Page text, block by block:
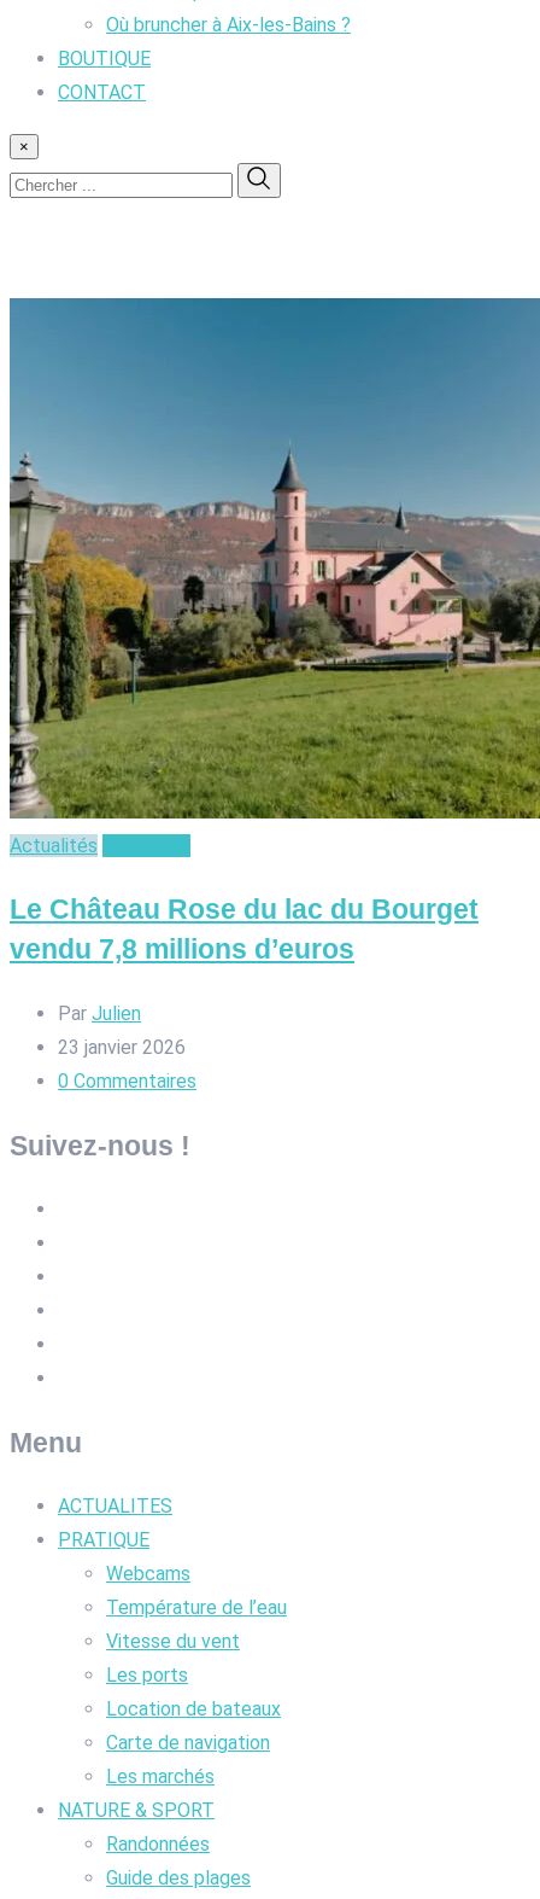
Où bruncher à Aix-les-Bains ?
BOUTIQUE
CONTACT
×
Actualités
Le Château Rose du lac du Bourget
vendu 7,8 millions d’euros
Par Julien
23 janvier 2026
0 Commentaires
Suivez-nous !
Menu
ACTUALITES
PRATIQUE
Webcams
Température de l’eau
Vitesse du vent
Les ports
Location de bateaux
Carte de navigation
Les marchés
NATURE & SPORT
Randonnées
Guide des plages